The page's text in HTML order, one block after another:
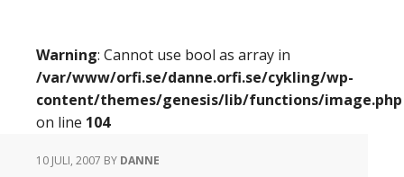
Warning: Cannot use bool as array in
/var/www/orfi.se/danne.orfi.se/cykling/wp-
content/themes/genesis/lib/functions/image.php
on line 104
10 JULI, 2007 BY DANNE